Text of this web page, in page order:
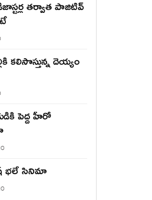
త‌ర్వాత పాజిటివ్
కలిసొస్తున్న దెయ్యం
పెద్ద హీరో
భ‌లే సినిమా